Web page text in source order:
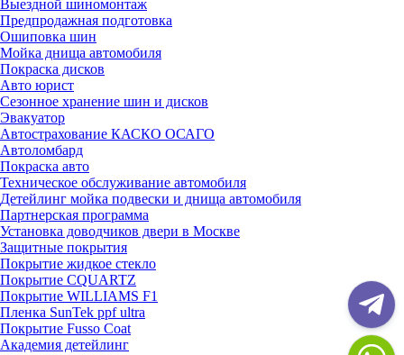
Выездной шиномонтаж
Предпродажная подготовка
Ошиповка шин
Мойка днища автомобиля
Покраска дисков
Авто юрист
Сезонное хранение шин и дисков
Эвакуатор
Автострахование КАСКО ОСАГО
Автоломбард
Покраска авто
Техническое обслуживание автомобиля
Детейлинг мойка подвески и днища автомобиля
Партнерская программа
Установка доводчиков двери в Москве
Защитные покрытия
Покрытие жидкое стекло
Покрытие CQUARTZ
Покрытие WILLIAMS F1
Пленка SunTek ppf ultra
Покрытие Fusso Coat
Академия детейлинг